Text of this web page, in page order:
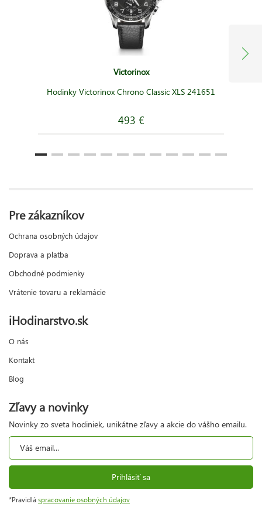
Victorinox
Hodinky Victorinox Chrono Classic XLS 241651
493 €
Pre zákazníkov
Ochrana osobných údajov
Doprava a platba
Obchodné podmienky
Vrátenie tovaru a reklamácie
iHodinarstvo.sk
O nás
Kontakt
Blog
Zľavy a novinky
Novinky zo sveta hodiniek, unikátne zľavy a akcie do vášho emailu.
Prihlásiť sa
*Pravidlá spracovanie osobných údajov